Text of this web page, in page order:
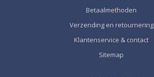
Betaalmethoden
Verzending en retournering
Klantenservice & contact
Sitemap